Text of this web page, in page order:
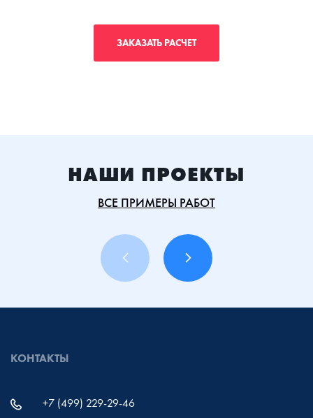
ЗАКАЗАТЬ РАСЧЕТ
НАШИ ПРОЕКТЫ
ВСЕ ПРИМЕРЫ РАБОТ
КОНТАКТЫ
+7 (499) 229-29-46